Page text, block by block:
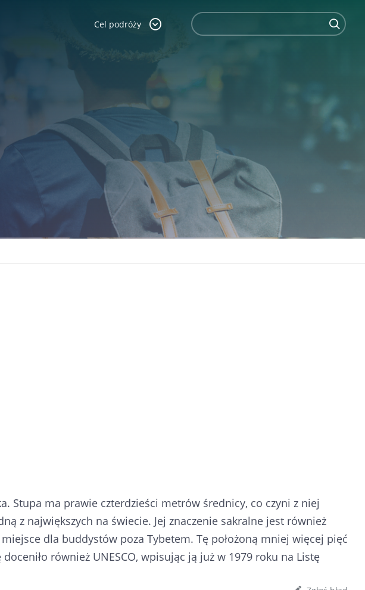
Cel podróży
Stupa ma prawie czterdzieści metrów średnicy, co czyni z niej
z największych na świecie. Jej znaczenie sakralne jest również
dla buddystów poza Tybetem. Tę położoną mniej więcej pięć
również UNESCO, wpisując ją już w 1979 roku na Listę